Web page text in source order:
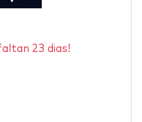
23 dias!